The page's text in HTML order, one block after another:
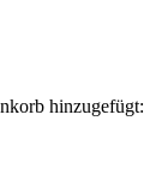
hinzugefügt: